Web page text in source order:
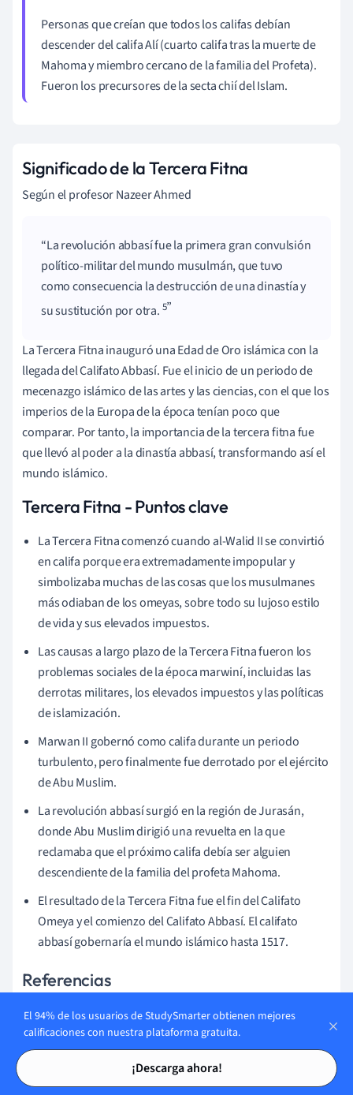
Tarjetas de estudio
Tarjetas de estudio
Personas que creían que todos los califas debían
descender del califa Alí (cuarto califa tras la muerte de
Mahoma y miembro cercano de la familia del Profeta).
Fueron los precursores de la secta chií del Islam.
Significado de la Tercera Fitna
Según el profesor Nazeer Ahmed
La revolución abbasí fue la primera gran convulsión
político-militar del mundo musulmán, que tuvo
como consecuencia la destrucción de una dinastía y
su sustitución por otra. 5
La Tercera Fitna inauguró una Edad de Oro islámica con la
llegada del Califato Abbasí. Fue el inicio de un periodo de
mecenazgo islámico de las artes y las ciencias, con el que los
imperios de la Europa de la época tenían poco que
comparar. Por tanto, la importancia de la tercera fitna fue
que llevó al poder a la dinastía abbasí, transformando así el
mundo islámico.
Tercera Fitna - Puntos clave
La Tercera Fitna comenzó cuando al-Walid II se convirtió
en califa porque era extremadamente impopular y
simbolizaba muchas de las cosas que los musulmanes
más odiaban de los omeyas, sobre todo su lujoso estilo
de vida y sus elevados impuestos.
Las causas a largo plazo de la Tercera Fitna fueron los
problemas sociales de la época marwiní, incluidas las
derrotas militares, los elevados impuestos y las políticas
de islamización.
Marwan II gobernó como califa durante un periodo
turbulento, pero finalmente fue derrotado por el ejército
de Abu Muslim.
La revolución abbasí surgió en la región de Jurasán,
donde Abu Muslim dirigió una revuelta en la que
reclamaba que el próximo califa debía ser alguien
descendiente de la familia del profeta Mahoma.
El resultado de la Tercera Fitna fue el fin del Califato
Omeya y el comienzo del Califato Abbasí. El califato
abbasí gobernaría el mundo islámico hasta 1517.
Referencias
Fig. 1 - Árbol genealógico de la Dinastía Omeya
(https://commons.wikimedia.org/wiki/File:Umayyad_dy
nasty_under_Abd_al-Malik.png) por Al Ameer hijo
(https://commons.wikimedia.org/wiki/User:Al_Ameer_s
El 94% de los usuarios de StudySmarter obtienen mejores
calificaciones con nuestra plataforma gratuita.
¡Descarga ahora!